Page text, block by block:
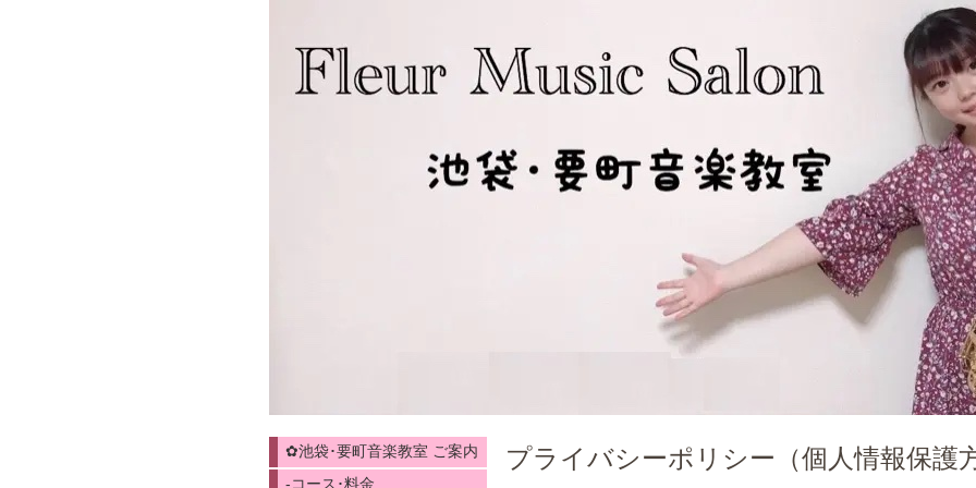
プライバシーポリシー（個人情報保護
✿池袋･要町音楽教室 ご案内
-コース･料金